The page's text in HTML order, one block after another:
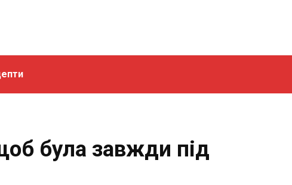
була завжди під